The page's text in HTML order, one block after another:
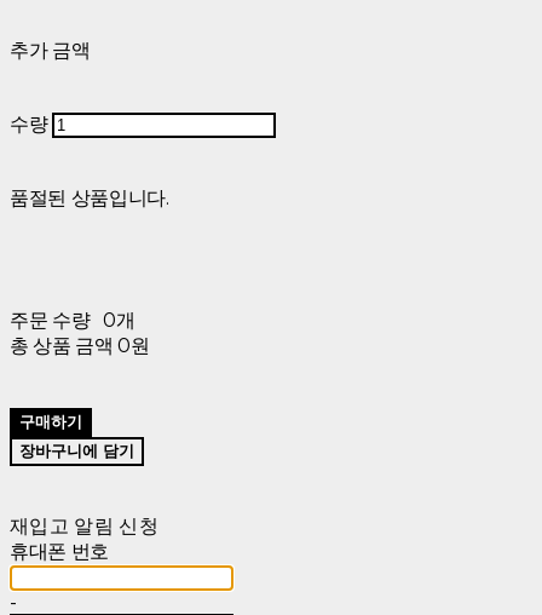
추가 금액
수량
품절된 상품입니다.
주문 수량 0개
총 상품 금액 0원
구매하기
장바구니에 담기
재입고 알림 신청
휴대폰 번호
-